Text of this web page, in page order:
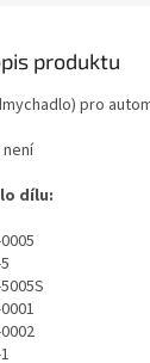
produktu
pro
není
dílu: